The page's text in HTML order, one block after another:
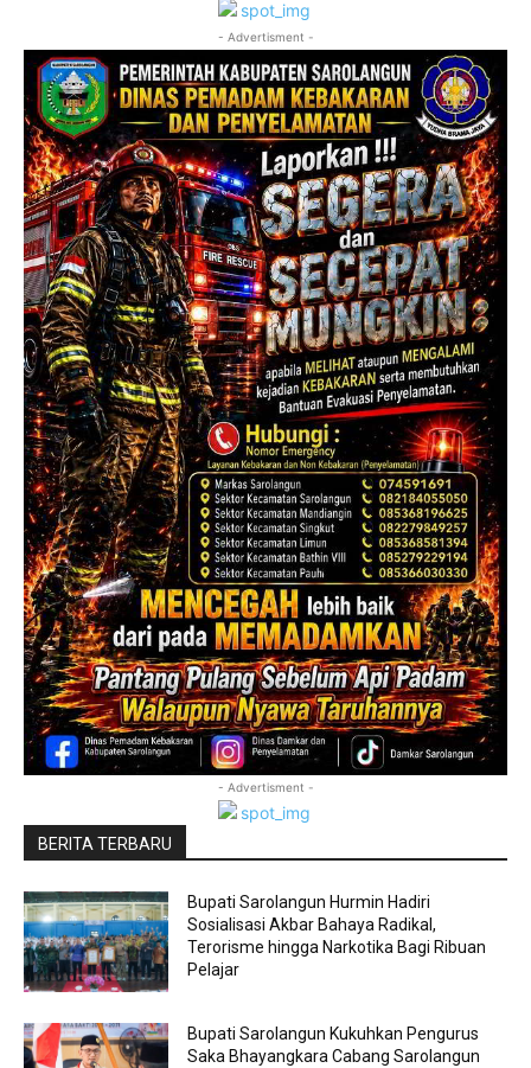
- Advertisment -
- Advertisment -
BERITA TERBARU
Bupati Sarolangun Hurmin Hadiri
Sosialisasi Akbar Bahaya Radikal,
Terorisme hingga Narkotika Bagi Ribuan
Pelajar
Bupati Sarolangun Kukuhkan Pengurus
Saka Bhayangkara Cabang Sarolangun